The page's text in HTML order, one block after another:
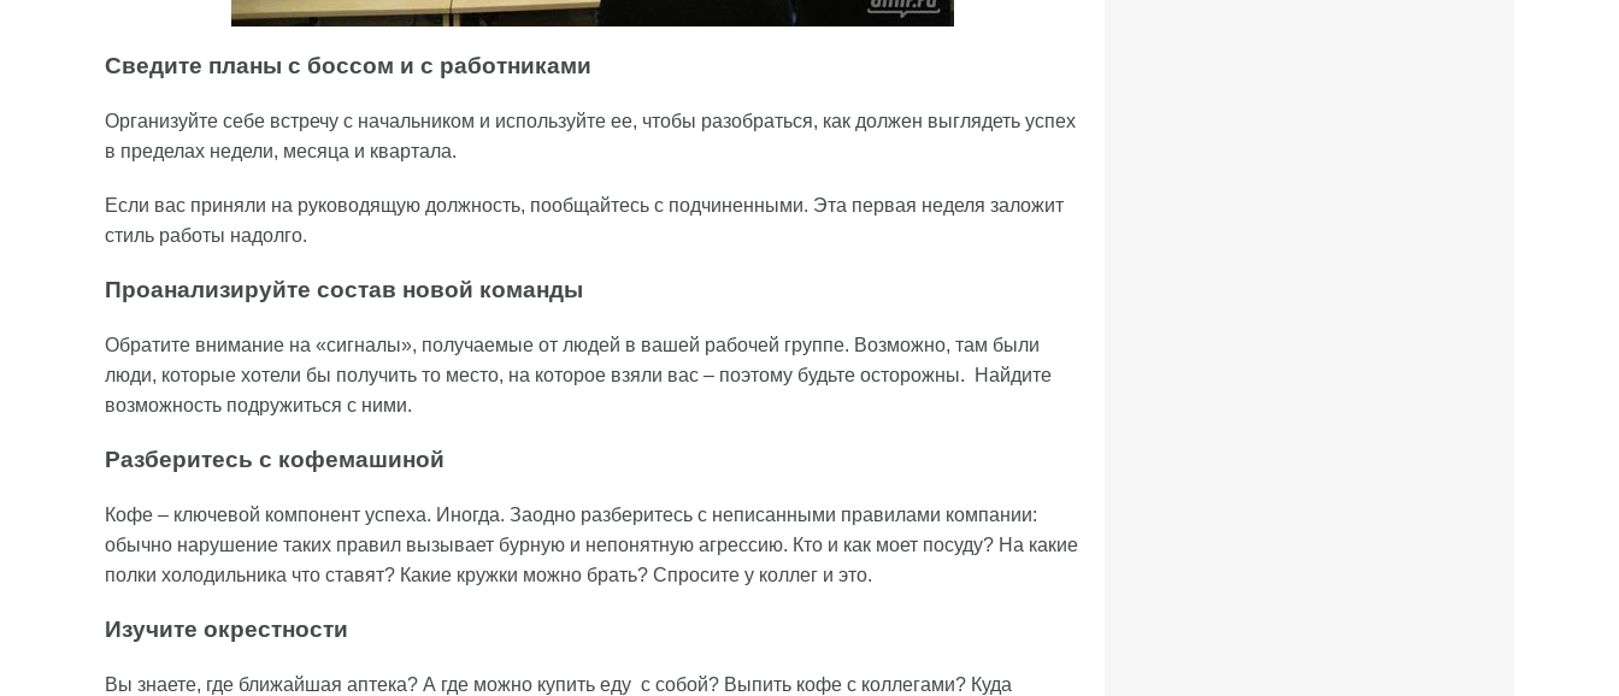
Сведите планы с боссом и с работниками
Организуйте себе встречу с начальником и используйте ее, чтобы разобраться, как должен выглядеть успех
в пределах недели, месяца и квартала.
Если вас приняли на руководящую должность, пообщайтесь с подчиненными. Эта первая неделя заложит
стиль работы надолго.
Проанализируйте состав новой команды
Обратите внимание на «сигналы», получаемые от людей в вашей рабочей группе. Возможно, там были
люди, которые хотели бы получить то место, на которое взяли вас – поэтому будьте осторожны. Найдите
возможность подружиться с ними.
Разберитесь с кофемашиной
Кофе – ключевой компонент успеха. Иногда. Заодно разберитесь с неписанными правилами компании:
обычно нарушение таких правил вызывает бурную и непонятную агрессию. Кто и как моет посуду? На какие
полки холодильника что ставят? Какие кружки можно брать? Спросите у коллег и это.
Изучите окрестности
Вы знаете, где ближайшая аптека? А где можно купить еду с собой? Выпить кофе с коллегами? Куда